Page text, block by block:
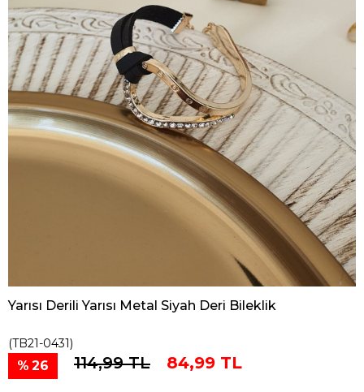
Yarısı Derili Yarısı Metal Siyah Deri Bileklik
(TB21-0431)
26 114,99 TL 84,99 TL